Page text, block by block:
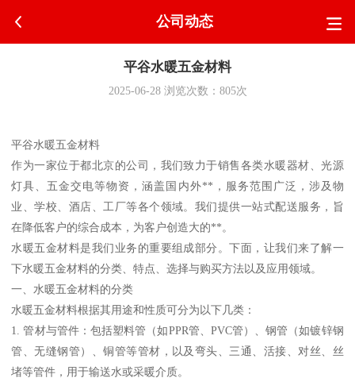
公司动态
平谷水暖五金材料
2025-06-28浏览次数： 805次
平谷水暖五金材料
作为一家位于都北京的公司，我们致力于销售各类水暖器材、光源
灯具、五金交电等物资，涵盖国内外**，服务范围广泛，涉及物
业、学校、酒店、工厂等各个领域。我们提供一站式配送服务，旨
在降低客户的综合成本，为客户创造大的**。
水暖五金材料是我们业务的重要组成部分。下面，让我们来了解一
下水暖五金材料的分类、特点、选择与购买方法以及应用领域。
一、水暖五金材料的分类
水暖五金材料根据其用途和性质可分为以下几类：
1. 管材与管件：包括塑料管（如PPR管、PVC管）、钢管（如镀锌钢
管、无缝钢管）、铜管等管材，以及弯头、三通、活接、对丝、丝
堵等管件，用于输送水或采暖介质。